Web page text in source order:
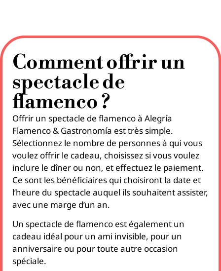
Comment offrir un
spectacle de
flamenco ?
Offrir un spectacle de flamenco à Alegría
Flamenco & Gastronomía est très simple.
Sélectionnez le nombre de personnes à qui vous
voulez offrir le cadeau, choisissez si vous voulez
inclure le dîner ou non, et effectuez le paiement.
Ce sont les bénéficiaires qui choisiront la date et
l’heure du spectacle auquel ils souhaitent assister,
avec une marge d’un an.
Un spectacle de flamenco est également un
cadeau idéal pour un ami invisible, pour un
anniversaire ou pour toute autre occasion
spéciale.